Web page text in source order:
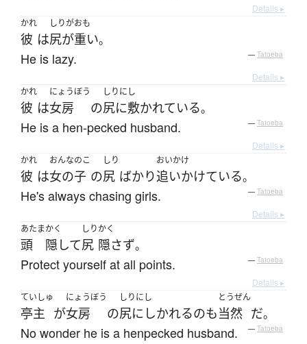
Details ▸
かれ
彼 は
しりがおも
尻が重い。
He is lazy. — Tatoeba
Details ▸
かれ
彼 は
にょうぼう
女房 の
しりにし
尻に敷かれている。
He is a hen-pecked husband. — Tatoeba
Details ▸
かれ
彼 は
おんなのこ
女の子 の
しり
尻 ばかり
おいかけ
追いかけている。
He's always chasing girls. — Tatoeba
Details ▸
あたま
頭
かく
隠して
しり
尻
かく
隠さず。
Protect yourself at all points. — Tatoeba
Details ▸
ていしゅ
亭主 が
にょうぼう
女房 の
しりにし
尻にしかれるのも
とうぜん
当然 だ。
No wonder he is a henpecked husband. — Tatoeba